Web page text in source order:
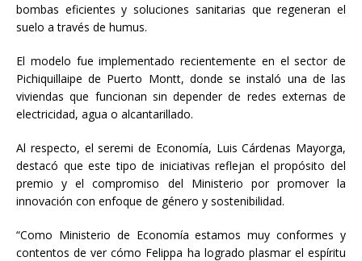
bombas eficientes y soluciones sanitarias que regeneran el
suelo a través de humus.
El modelo fue implementado recientemente en el sector de
Pichiquillaipe de Puerto Montt, donde se instaló una de las
viviendas que funcionan sin depender de redes externas de
electricidad, agua o alcantarillado.
Al respecto, el seremi de Economía, Luis Cárdenas Mayorga,
destacó que este tipo de iniciativas reflejan el propósito del
premio y el compromiso del Ministerio por promover la
innovación con enfoque de género y sostenibilidad.
“Como Ministerio de Economía estamos muy conformes y
contentos de ver cómo Felippa ha logrado plasmar el espíritu